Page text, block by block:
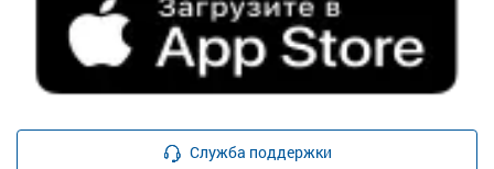
Служба поддержки